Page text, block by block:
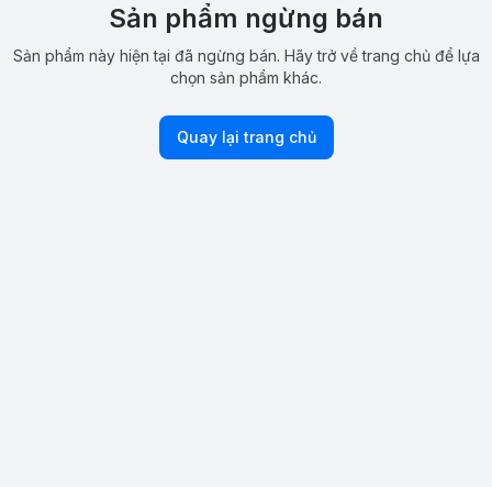
Sản phẩm ngừng bán
Sản phẩm này hiện tại đã ngừng bán. Hãy trở về trang chủ để lựa
chọn sản phẩm khác.
Quay lại trang chủ